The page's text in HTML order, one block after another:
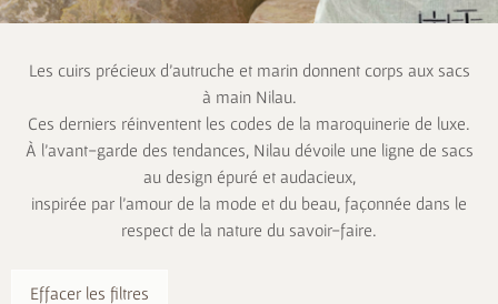
Les cuirs précieux d’autruche et marin donnent corps aux sacs
à main Nilau.
Ces derniers réinventent les codes de la maroquinerie de luxe.
À l’avant-garde des tendances, Nilau dévoile une ligne de sacs
au design épuré et audacieux,
inspirée par l’amour de la mode et du beau, façonnée dans le
respect de la nature du savoir-faire.
Effacer les filtres